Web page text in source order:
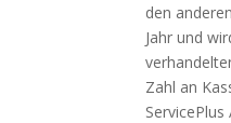
den
Jahr und
Zahl an